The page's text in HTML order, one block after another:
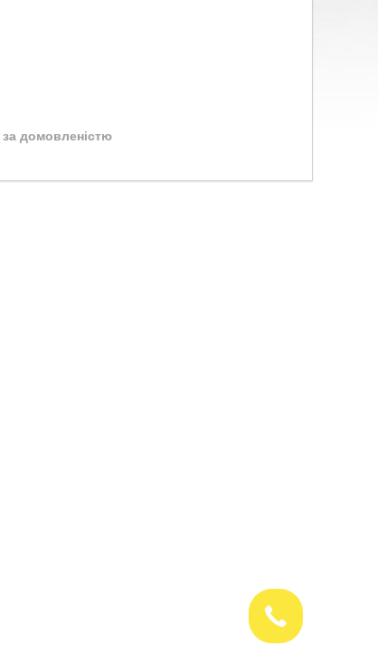
за домовленістю